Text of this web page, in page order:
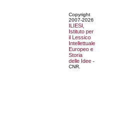
Copyright
2007-2026
ILIESI,
Istituto per
il Lessico
Intellettuale
Europeo e
Storia
delle Idee -
CNR.